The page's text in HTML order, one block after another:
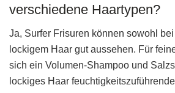
verschiedene Haartypen?
Ja, Surfer Frisuren können sowohl
lockigem Haar gut aussehen. Für
sich ein Volumen-Shampoo und
lockiges Haar